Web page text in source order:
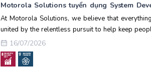
Motorola Solutions tuyển dụng System
At Motorola Solutions, we believe that
united by the relentless pursuit to help keep
16/07/2026